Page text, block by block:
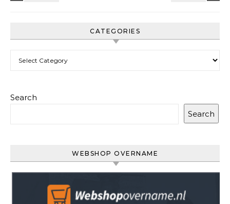
CATEGORIES
Search
Search
WEBSHOP OVERNAME